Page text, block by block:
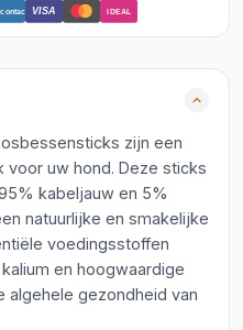
VISA iDEAL
zijn een
voor uw hond. Deze sticks
kabeljauw en 5%
natuurlijke en smakelijke
voedingsstoffen
en hoogwaardige
algehele gezondheid van